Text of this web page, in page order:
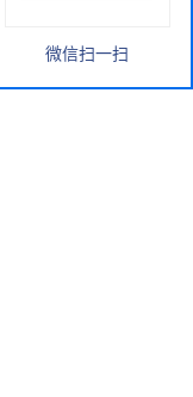
微信扫一扫